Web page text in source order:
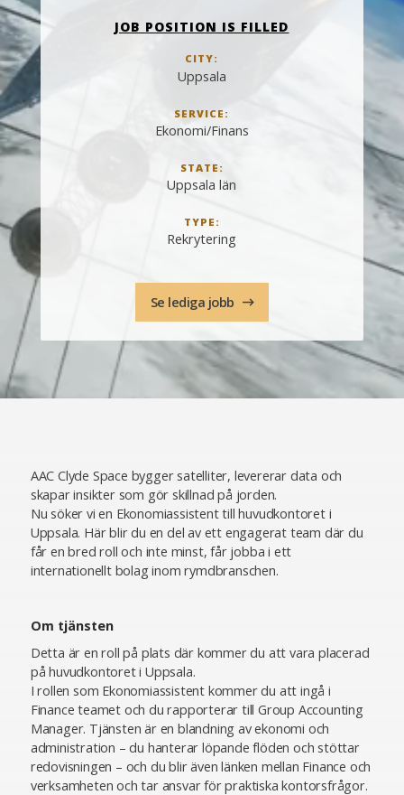
JOB POSITION IS FILLED
CITY:
Uppsala
SERVICE:
Ekonomi/Finans
STATE:
Uppsala län
TYPE:
Rekrytering
Se lediga jobb
AAC Clyde Space bygger satelliter, levererar data och
skapar insikter som gör skillnad på jorden.
Nu söker vi en Ekonomiassistent till huvudkontoret i
Uppsala. Här blir du en del av ett engagerat team där du
får en bred roll och inte minst, får jobba i ett
internationellt bolag inom rymdbranschen.
Om tjänsten
Detta är en roll på plats där kommer du att vara placerad
på huvudkontoret i Uppsala.
I rollen som Ekonomiassistent kommer du att ingå i
Finance teamet och du rapporterar till Group Accounting
Manager. Tjänsten är en blandning av ekonomi och
administration – du hanterar löpande flöden och stöttar
redovisningen – och du blir även länken mellan Finance och
verksamheten och tar ansvar för praktiska kontorsfrågor.